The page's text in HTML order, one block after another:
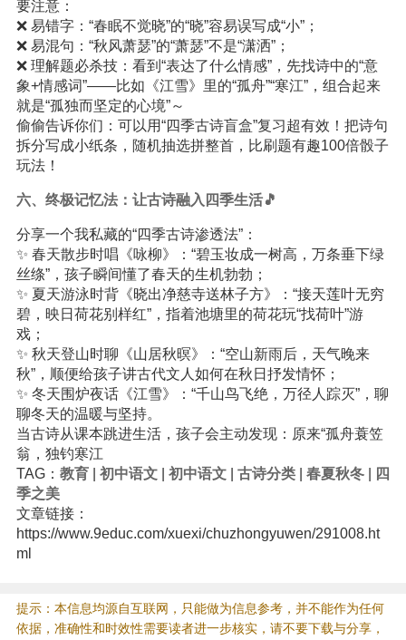
要注意：
❌ 易错字：“春眠不觉晓”的“晓”容易误写成“小”；
❌ 易混句：“秋风萧瑟”的“萧瑟”不是“潇洒”；
❌ 理解题必杀技：看到“表达了什么情感”，先找诗中的“意
象+情感词”——比如《江雪》里的“孤舟”“寒江”，组合起来
就是“孤独而坚定的心境”～
偷偷告诉你们：可以用“四季古诗盲盒”复习超有效！把诗句
拆分写成小纸条，随机抽选拼整首，比刷题有趣100倍骰子
玩法！
六、终极记忆法：让古诗融入四季生活🎵
分享一个我私藏的“四季古诗渗透法”：
✨ 春天散步时唱《咏柳》：“碧玉妆成一树高，万条垂下绿
丝绦”，孩子瞬间懂了春天的生机勃勃；
✨ 夏天游泳时背《晓出净慈寺送林子方》：“接天莲叶无穷
碧，映日荷花别样红”，指着池塘里的荷花玩“找荷叶”游
戏；
✨ 秋天登山时聊《山居秋暝》：“空山新雨后，天气晚来
秋”，顺便给孩子讲古代文人如何在秋日抒发情怀；
✨ 冬天围炉夜话《江雪》：“千山鸟飞绝，万径人踪灭”，聊
聊冬天的温暖与坚持。
当古诗从课本跳进生活，孩子会主动发现：原来“孤舟蓑笠
翁，独钓寒江
TAG： 教育| 初中语文| 初中语文| 古诗分类| 春夏秋冬|
四
季之美
文章链接：
https://www.9educ.com/xuexi/chuzhongyuwen/291008.ht
ml
提示：本信息均源自互联网，只能做为信息参考，并不能作为任何
依据，准确性和时效性需要读者进一步核实，请不要下载与分享，